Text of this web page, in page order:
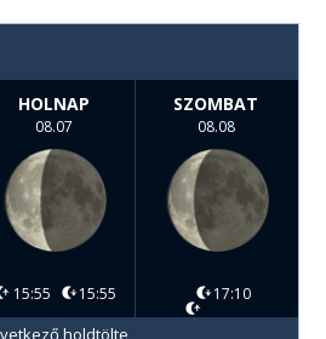
HOLNAP
08.07
15:55 15:55
SZOMBAT
08.08
17:10
holdtölte